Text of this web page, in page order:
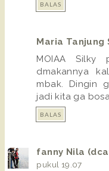
BALAS
Maria Tanjung
MOIAA Silky
dmakannya
mbak. Dingin
jadi kita ga
BALAS
fanny Nila
pukul 19.07